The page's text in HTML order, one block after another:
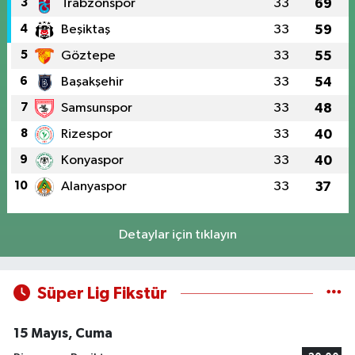
3 Trabzonspor 33 69
4 Beşiktaş 33 59
5 Göztepe 33 55
6 Başakşehir 33 54
7 Samsunspor 33 48
8 Rizespor 33 40
9 Konyaspor 33 40
10 Alanyaspor 33 37
Detaylar için tıklayın
Süper Lig Fikstür
15 Mayıs, Cuma